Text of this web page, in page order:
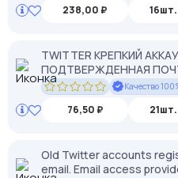
238,00 ₽ 16шт.
TWITTER КРЕПКИЙ
ПОДТВЕРЖДЕННАЯ
Качество
76,50 ₽ 21шт.
Old Twitter accounts
email. Email access